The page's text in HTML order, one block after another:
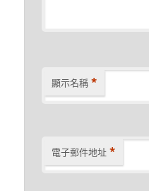
顯示名稱 *
電子郵件地址 *